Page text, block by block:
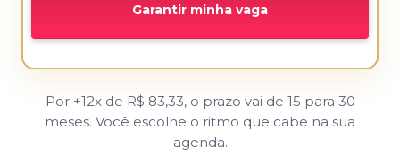
Garantir minha vaga
Por +12x de R$ 83,33, o prazo vai de 15 para 30
meses. Você escolhe o ritmo que cabe na sua
agenda.